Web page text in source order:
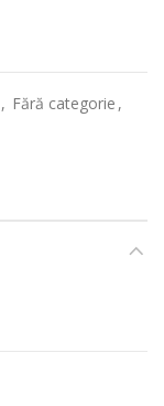
, Fără categorie ,